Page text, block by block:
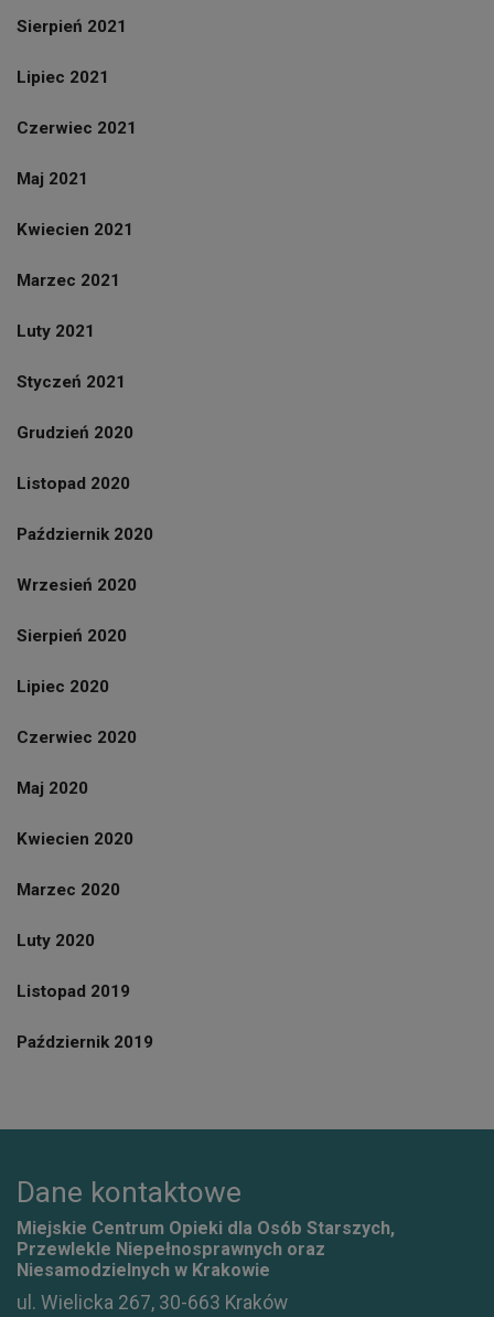
Sierpień 2021
Lipiec 2021
Czerwiec 2021
Maj 2021
Kwiecien 2021
Marzec 2021
Luty 2021
Styczeń 2021
Grudzień 2020
Listopad 2020
Październik 2020
Wrzesień 2020
Sierpień 2020
Lipiec 2020
Czerwiec 2020
Maj 2020
Kwiecien 2020
Marzec 2020
Luty 2020
Listopad 2019
Październik 2019
Dane kontaktowe
Miejskie Centrum Opieki dla Osób Starszych,
Przewlekle Niepełnosprawnych oraz
Niesamodzielnych w Krakowie
ul. Wielicka 267, 30-663 Kraków